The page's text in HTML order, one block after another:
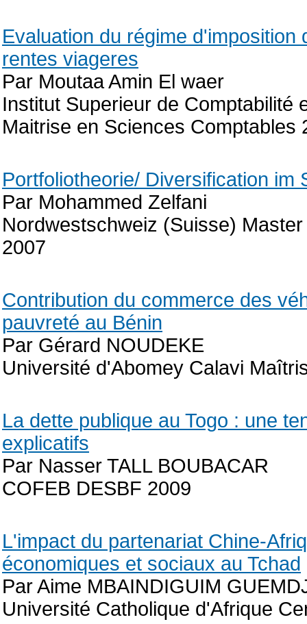
Evaluation du régime
rentes viageres
Par Moutaa Amin El waer
Institut Superieur de Comptabilité
Maitrise en Sciences Comptables
Portfoliotheorie/ Diversification
Par Mohammed Zelfani
Nordwestschweiz (Suisse)
2007
Contribution du commerce des
pauvreté au Bénin
Par Gérard NOUDEKE
Université d'Abomey Calavi
La dette publique au Togo : une
explicatifs
Par Nasser TALL BOUBACAR
COFEB DESBF 2009
L'impact du partenariat Chine-
économiques et sociaux au Tchad
Par Aime MBAINDIGUIM
Université Catholique d'Afrique